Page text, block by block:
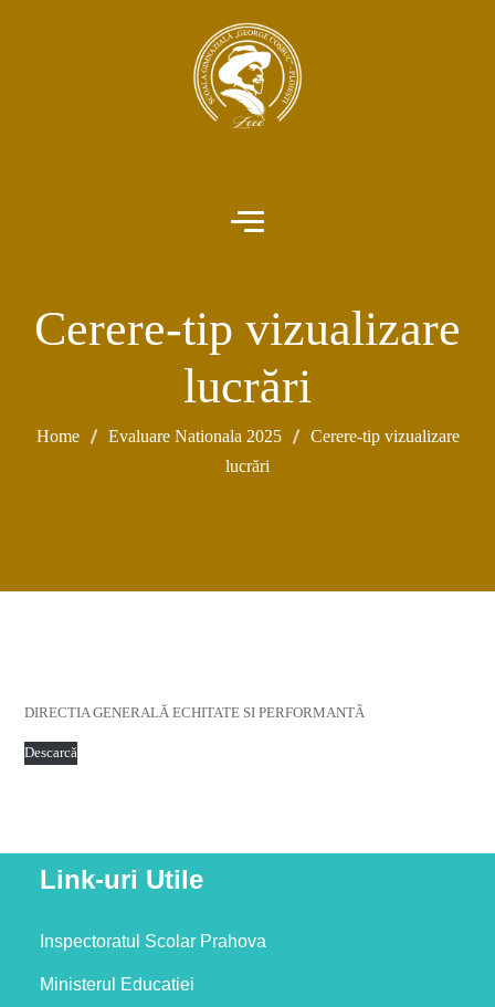
Cerere-tip vizualizare
lucrări
Home Evaluare Nationala 2025
Cerere-tip vizualizare
lucrări
DIRECTIA GENERALĂ ECHITATE SI PERFORMANTÃ
Descarcă
Link-uri Utile
Inspectoratul Scolar Prahova
Ministerul Educatiei